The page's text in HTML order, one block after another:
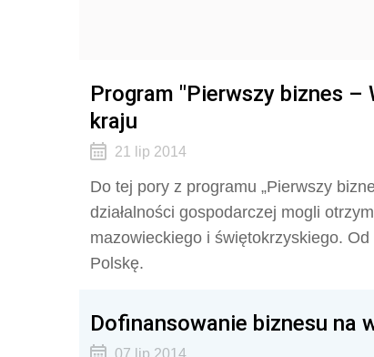
Program "Pierwszy biznes –
kraju
21 lip 2014
Do tej pory z programu „Pierwszy
działalności gospodarczej mogli
mazowieckiego i świętokrzyskiego.
Polskę.
Dofinansowanie biznesu na
07 lip 2014